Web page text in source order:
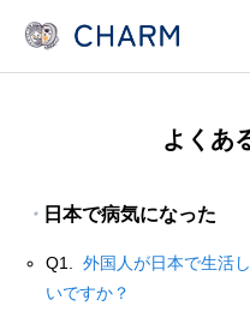
よくあ
・ 日本で病気になった
Q1.外国人が日本で生活
いですか？
Contact
Telephone Consult